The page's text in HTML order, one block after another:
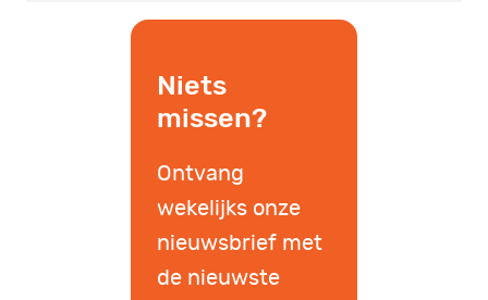
Niets
missen?
Ontvang
wekelijks onze
nieuwsbrief met
de nieuwste